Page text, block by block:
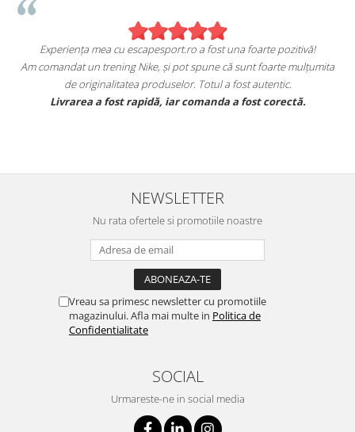
Experiența mea cu escapesport.ro a fost una foarte pozitivă!
Am comandat un trening Nike, și pot spune că sunt foarte mulțumita
de originalitatea produselor. Totul a fost autentic.
Livrarea a fost rapidă, iar comanda a fost corectă.
NEWSLETTER
Nu rata ofertele si promotiile noastre
Vreau sa primesc newsletter cu promotiile
magazinului. Afla mai multe in Politica de
Confidentialitate
SOCIAL
Urmareste-ne in social media